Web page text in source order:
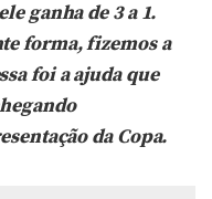
ganha de 3 a 1.
forma, fizemos a
foi a ajuda que
da Copa.